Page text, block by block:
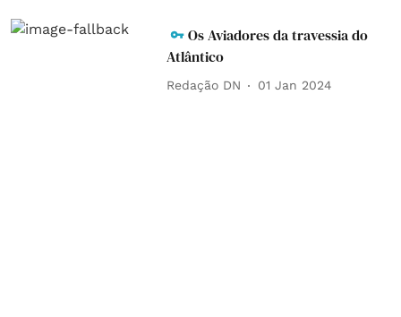
Os Aviadores da travessia do
Atlântico
Redação DN 01 Jan 2024